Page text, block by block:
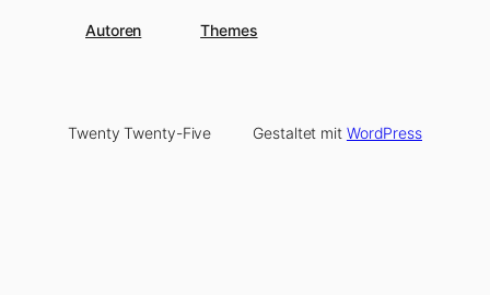
Autoren Themes
Twenty Twenty-Five Gestaltet mit WordPress